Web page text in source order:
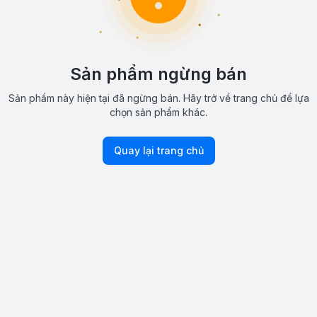
Sản phẩm ngừng bán
Sản phẩm này hiện tại đã ngừng bán. Hãy trở về trang chủ để lựa
chọn sản phẩm khác.
Quay lại trang chủ